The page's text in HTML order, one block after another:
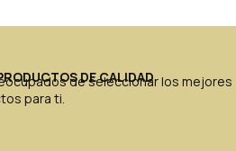
DE CALIDAD
de seleccionar los mejores
para ti.